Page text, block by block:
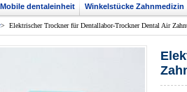
Mobile dentaleinheit Winkelstücke Zahnmedizin
> Elektrischer Trockner für Dentallabor-Trockner Dental Air